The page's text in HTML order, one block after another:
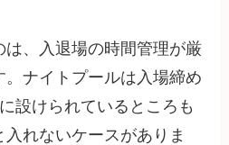
は、入退場の時間管理が厳
。ナイトプールは入場締め
設けられているところも
れないケースがありま